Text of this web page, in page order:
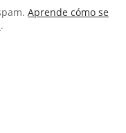
Aprende cómo se
.